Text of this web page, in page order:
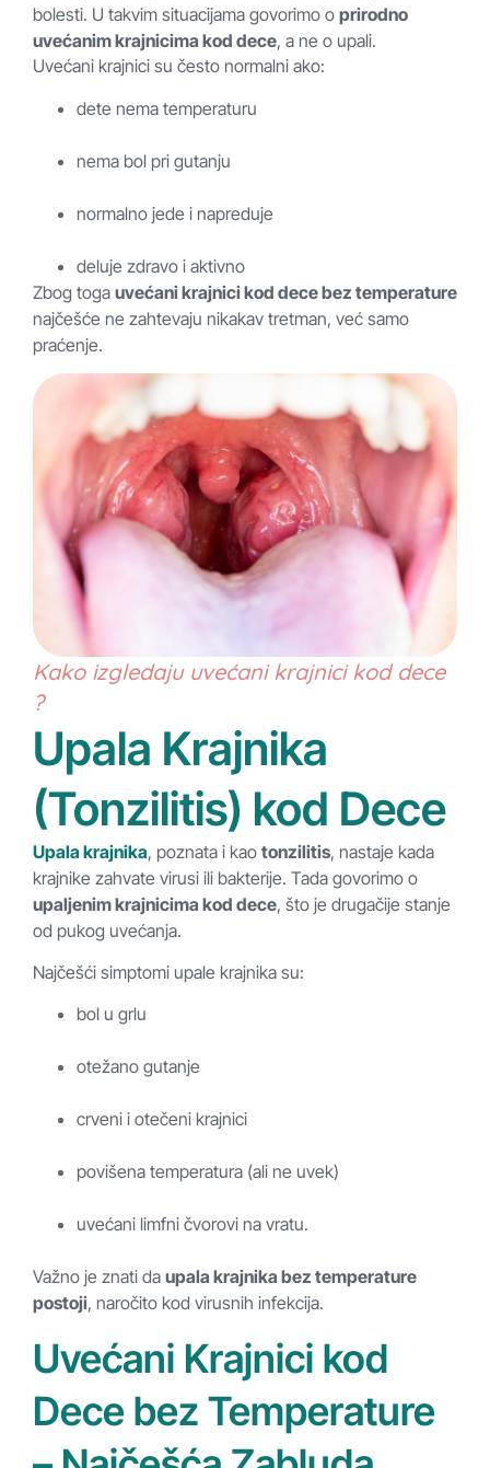
bolesti. U takvim situacijama govorimo o prirodno
uvećanim krajnicima kod dece, a ne o upali.
Uvećani krajnici su često normalni ako:
dete nema temperaturu
nema bol pri gutanju
normalno jede i napreduje
deluje zdravo i aktivno
Zbog toga uvećani krajnici kod dece bez temperature
najčešće ne zahtevaju nikakav tretman, već samo
praćenje.
Kako izgledaju uvećani krajnici kod dece
?
Upala Krajnika
(Tonzilitis) kod Dece
Upala krajnika, poznata i kao tonzilitis, nastaje kada
krajnike zahvate virusi ili bakterije. Tada govorimo o
upaljenim krajnicima kod dece, što je drugačije stanje
od pukog uvećanja.
Najčešći simptomi upale krajnika su:
bol u grlu
otežano gutanje
crveni i otečeni krajnici
povišena temperatura (ali ne uvek)
uvećani limfni čvorovi na vratu.
Važno je znati da upala krajnika bez temperature
postoji, naročito kod virusnih infekcija.
Uvećani Krajnici kod
Dece bez Temperature